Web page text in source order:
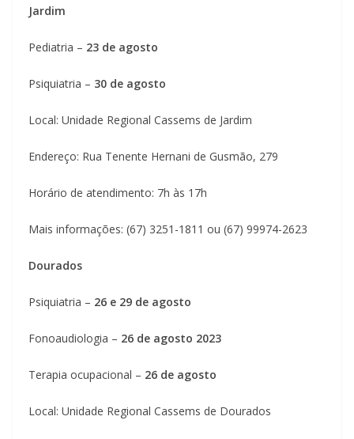
Jardim
Pediatria – 23 de agosto
Psiquiatria – 30 de agosto
Local: Unidade Regional Cassems de Jardim
Endereço: Rua Tenente Hernani de Gusmão, 279
Horário de atendimento: 7h às 17h
Mais informações: (67) 3251-1811 ou (67) 99974-2623
Dourados
Psiquiatria – 26 e 29 de agosto
Fonoaudiologia – 26 de agosto 2023
Terapia ocupacional – 26 de agosto
Local: Unidade Regional Cassems de Dourados